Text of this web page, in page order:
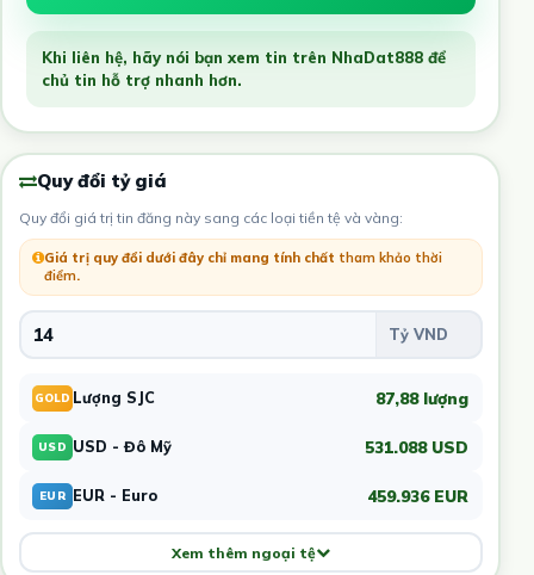
Khi liên hệ, hãy nói bạn xem tin trên NhaDat888 để
chủ tin hỗ trợ nhanh hơn.
Quy đổi tỷ giá
Quy đổi giá trị tin đăng này sang các loại tiền tệ và vàng:
Giá trị quy đổi dưới đây chỉ mang tính chất tham khảo thời
điểm.
GOLD Lượng SJC 87,88 lượng
USD USD - Đô Mỹ 531.088 USD
EUR EUR - Euro 459.936 EUR
Xem thêm ngoại tệ